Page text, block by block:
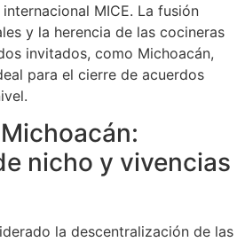
MICE. La fusión
y la herencia de las cocineras
invitados, como Michoacán,
para el cierre de acuerdos
nicho y vivencias
la descentralización de las